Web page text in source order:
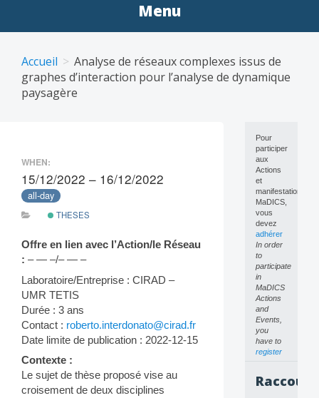
Menu
content
Accueil
Analyse de réseaux complexes issus de
graphes d’interaction pour l’analyse de dynamique
paysagère
WHEN:
15/12/2022 – 16/12/2022
all-day
THESES
Offre en lien avec l’Action/le Réseau
: – — –/– — –
Laboratoire/Entreprise : CIRAD –
UMR TETIS
Durée : 3 ans
Contact : roberto.interdonato@cirad.fr
Date limite de publication : 2022-12-15
Contexte :
Le sujet de thèse proposé vise au
croisement de deux disciplines
Pour
participer
aux
Actions
et
manifestations
MaDICS,
vous
devez
adhérer
In order
to
participate
in
MaDICS
Actions
and
Events,
you
have to
register